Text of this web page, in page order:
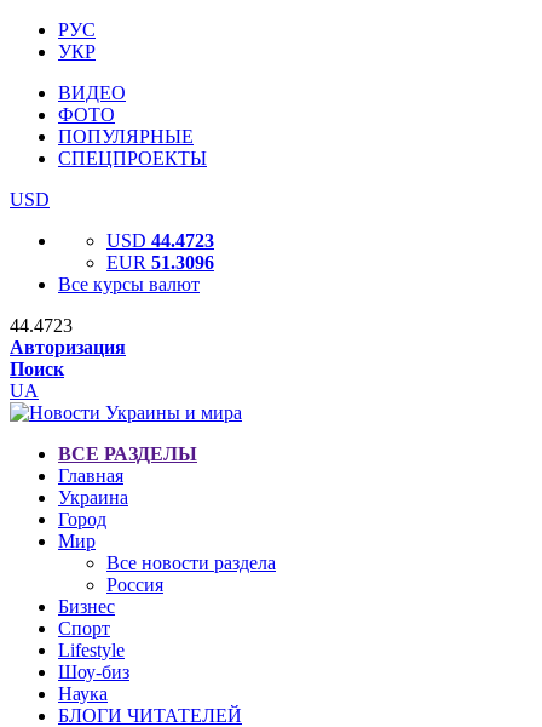
РУС
УКР
ВИДЕО
ФОТО
ПОПУЛЯРНЫЕ
СПЕЦПРОЕКТЫ
USD
USD 44.4723
EUR 51.3096
Все курсы валют
44.4723
Авторизация
Поиск
UA
ВСЕ РАЗДЕЛЫ
Главная
Украина
Город
Мир
Все новости раздела
Россия
Бизнес
Спорт
Lifestyle
Шоу-биз
Наука
БЛОГИ ЧИТАТЕЛЕЙ